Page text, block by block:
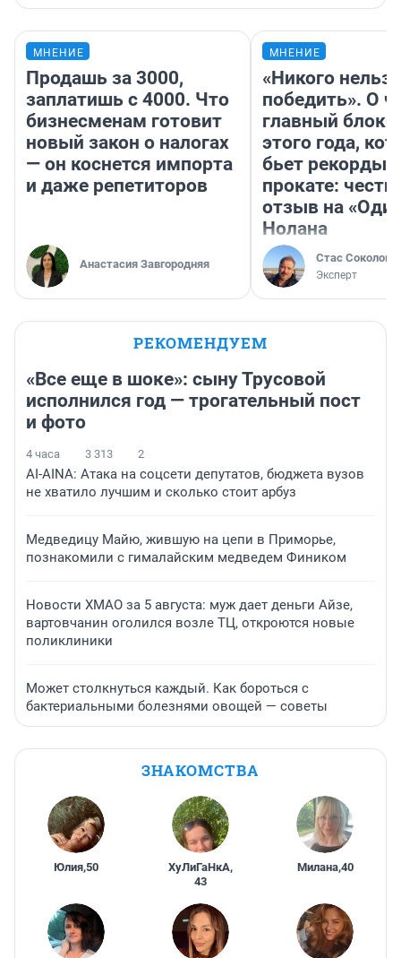
МНЕНИЕ
Продашь за 3000,
заплатишь с 4000. Что
бизнесменам готовит
новый закон о налогах
— он коснется импорта
и даже репетиторов
Анастасия Завгородняя
МНЕНИЕ
«Никого нельзя
победить». О
главный
этого года,
бьет рекорды в
прокате:
отзыв на
Нолана
Стас Соколов
Эксперт
РЕКОМЕНДУЕМ
«Все еще в шоке»: сыну Трусовой
исполнился год — трогательный пост
и фото
4 часа 3 313 2
AI-AINA: Атака на соцсети депутатов, бюджета вузов
не хватило лучшим и сколько стоит арбуз
Медведицу Майю, жившую на цепи в Приморье,
познакомили с гималайским медведем Фиником
Новости ХМАО за 5 августа: муж дает деньги Айзе,
вартовчанин оголился возле ТЦ, откроются новые
поликлиники
Может столкнуться каждый. Как бороться с
бактериальными болезнями овощей — советы
ЗНАКОМСТВА
Юлия,50 ХуЛиГаНкА,
43
Милана,40